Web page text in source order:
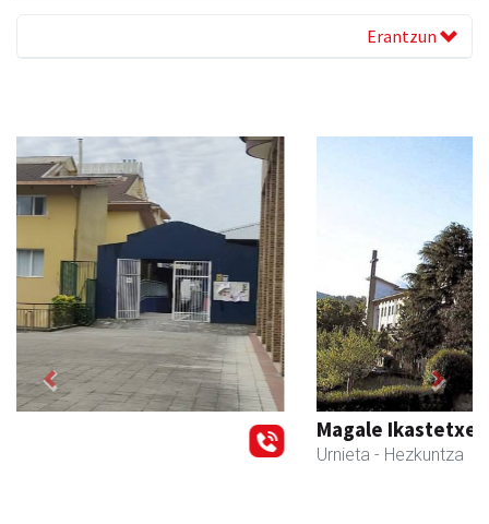
Erantzun
Previous Next